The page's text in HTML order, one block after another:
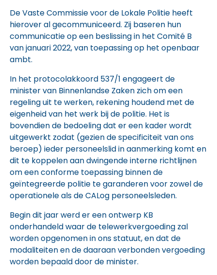
De Vaste Commissie voor de Lokale Politie heeft
hierover al gecommuniceerd. Zij baseren hun
communicatie op een beslissing in het Comité B
van januari 2022, van toepassing op het openbaar
ambt.
In het protocolakkoord 537/1 engageert de
minister van Binnenlandse Zaken zich om een
regeling uit te werken, rekening houdend met de
eigenheid van het werk bij de politie. Het is
bovendien de bedoeling dat er een kader wordt
uitgewerkt zodat (gezien de specificiteit van ons
beroep) ieder personeelslid in aanmerking komt en
dit te koppelen aan dwingende interne richtlijnen
om een conforme toepassing binnen de
geïntegreerde politie te garanderen voor zowel de
operationele als de CALog personeelsleden.
Begin dit jaar werd er een ontwerp KB
onderhandeld waar de telewerkvergoeding zal
worden opgenomen in ons statuut, en dat de
modaliteiten en de daaraan verbonden vergoeding
worden bepaald door de minister.